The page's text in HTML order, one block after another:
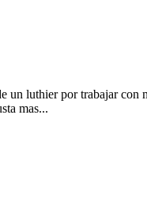
luthier por trabajar
mas...